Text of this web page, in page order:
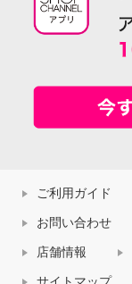
ご利用ガイド
お問い合わせ
店舗情報